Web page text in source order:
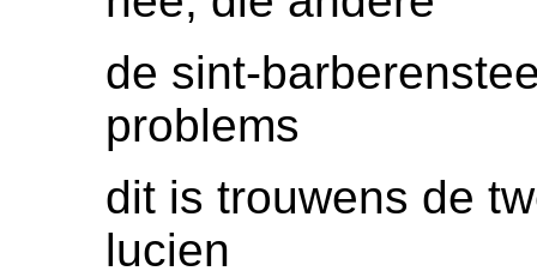
de sint-
problems
dit is trouwens de
lucien